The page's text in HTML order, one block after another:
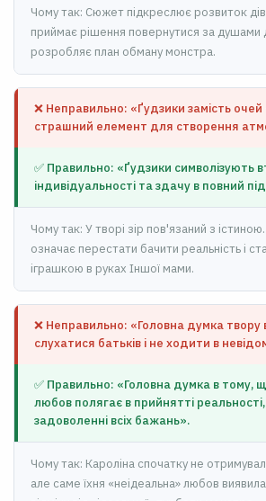
Чому так: Сюжет підкреслює розвиток
приймає рішення повернутися за душами
розробляє план обману монстра.
❌ Неправильно: «Ґудзики замість
страшний елемент для створення
✅ Правильно: «Ґудзики символізують
індивідуальності та здачу в повний
Чому так: У творі зір пов'язаний з
означає перестати бачити реальність і
іграшкою в руках Іншої мами.
❌ Неправильно: «Головна думка
слухатися батьків і не ходити в
✅ Правильно: «Головна думка в тому,
любов полягає в прийнятті
задоволенні всіх бажань».
Чому так: Кароліна спочатку не
але саме їхня «неідеальна» любов